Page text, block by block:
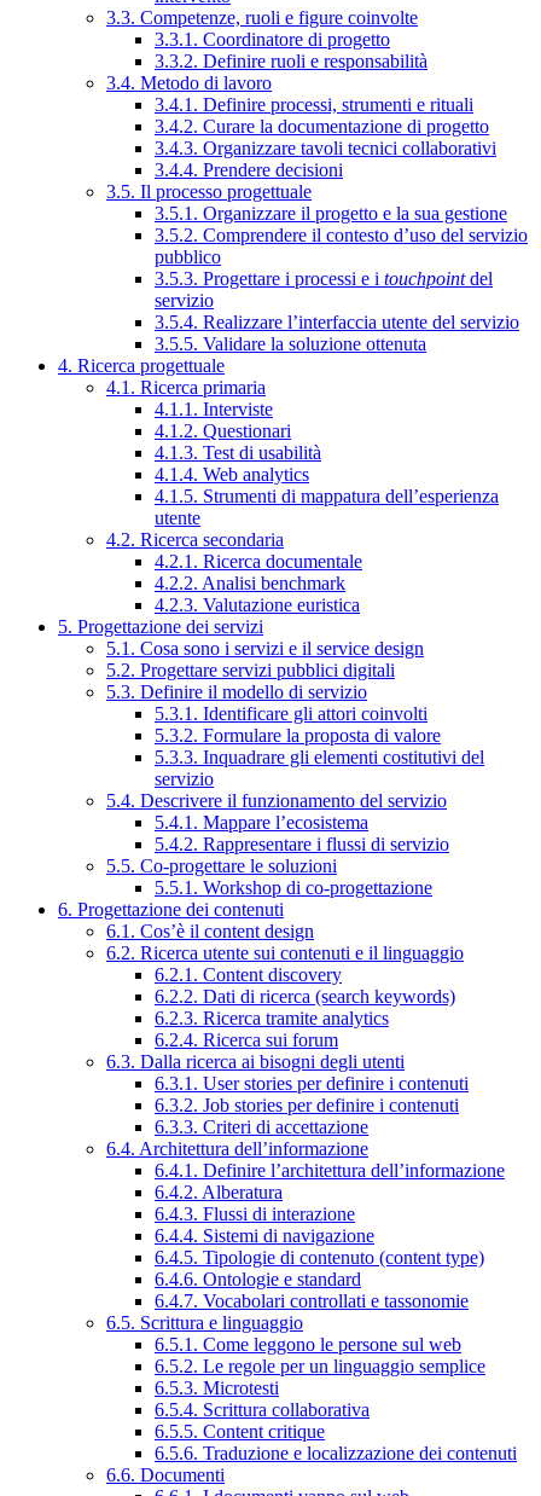
3.3. Competenze, ruoli e figure coinvolte
3.3.1. Coordinatore di progetto
3.3.2. Definire ruoli e responsabilità
3.4. Metodo di lavoro
3.4.1. Definire processi, strumenti e rituali
3.4.2. Curare la documentazione di progetto
3.4.3. Organizzare tavoli tecnici collaborativi
3.4.4. Prendere decisioni
3.5. Il processo progettuale
3.5.1. Organizzare il progetto e la sua gestione
3.5.2. Comprendere il contesto d’uso del servizio
pubblico
3.5.3. Progettare i processi e i touchpointdel
servizio
3.5.4. Realizzare l’interfaccia utente del servizio
3.5.5. Validare la soluzione ottenuta
4. Ricerca progettuale
4.1. Ricerca primaria
4.1.1. Interviste
4.1.2. Questionari
4.1.3. Test di usabilità
4.1.4. Web analytics
4.1.5. Strumenti di mappatura dell’esperienza
utente
4.2. Ricerca secondaria
4.2.1. Ricerca documentale
4.2.2. Analisi benchmark
4.2.3. Valutazione euristica
5. Progettazione dei servizi
5.1. Cosa sono i servizi e il service design
5.2. Progettare servizi pubblici digitali
5.3. Definire il modello di servizio
5.3.1. Identificare gli attori coinvolti
5.3.2. Formulare la proposta di valore
5.3.3. Inquadrare gli elementi costitutivi del
servizio
5.4. Descrivere il funzionamento del servizio
5.4.1. Mappare l’ecosistema
5.4.2. Rappresentare i flussi di servizio
5.5. Co-progettare le soluzioni
5.5.1. Workshop di co-progettazione
6. Progettazione dei contenuti
6.1. Cos’è il content design
6.2. Ricerca utente sui contenuti e il linguaggio
6.2.1. Content discovery
6.2.2. Dati di ricerca (search keywords)
6.2.3. Ricerca tramite analytics
6.2.4. Ricerca sui forum
6.3. Dalla ricerca ai bisogni degli utenti
6.3.1. User stories per definire i contenuti
6.3.2. Job stories per definire i contenuti
6.3.3. Criteri di accettazione
6.4. Architettura dell’informazione
6.4.1. Definire l’architettura dell’informazione
6.4.2. Alberatura
6.4.3. Flussi di interazione
6.4.4. Sistemi di navigazione
6.4.5. Tipologie di contenuto (content type)
6.4.6. Ontologie e standard
6.4.7. Vocabolari controllati e tassonomie
6.5. Scrittura e linguaggio
6.5.1. Come leggono le persone sul web
6.5.2. Le regole per un linguaggio semplice
6.5.3. Microtesti
6.5.4. Scrittura collaborativa
6.5.5. Content critique
6.5.6. Traduzione e localizzazione dei contenuti
6.6. Documenti